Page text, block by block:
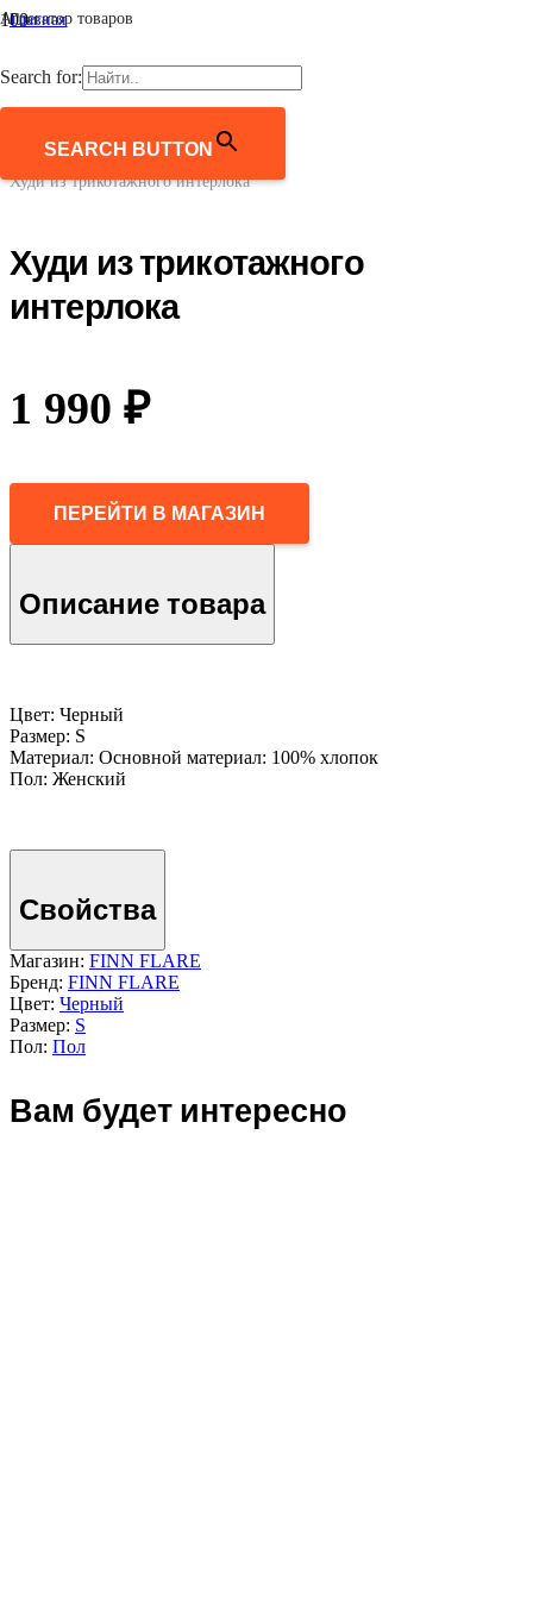
Агрегатор товаров
Search for:
SEARCH BUTTON
Главная
/
Толстовки
Худи из трикотажного интерлока
Худи из трикотажного
интерлока
1 990 ₽
ПЕРЕЙТИ В МАГАЗИН
Описание товара
Цвет: Черный
Размер: S
Материал: Основной материал: 100% хлопок
Пол: Женский
Свойства
Магазин: FINN FLARE
Бренд: FINN FLARE
Цвет: Черный
Размер: S
Пол: Пол
Вам будет интересно